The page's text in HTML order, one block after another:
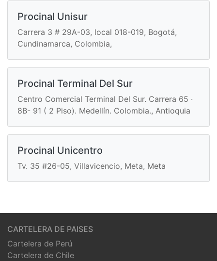
Procinal Unisur
Carrera 3 # 29A-03, local 018-019, Bogotá,
Cundinamarca, Colombia,
Procinal Terminal Del Sur
Centro Comercial Terminal Del Sur. Carrera 65 ·
8B- 91 ( 2 Piso). Medellín. Colombia., Antioquia
Procinal Unicentro
Tv. 35 #26-05, Villavicencio, Meta, Meta
CARTELERA DE PAISES
Cartelera de Perú
Cartelera de Chile